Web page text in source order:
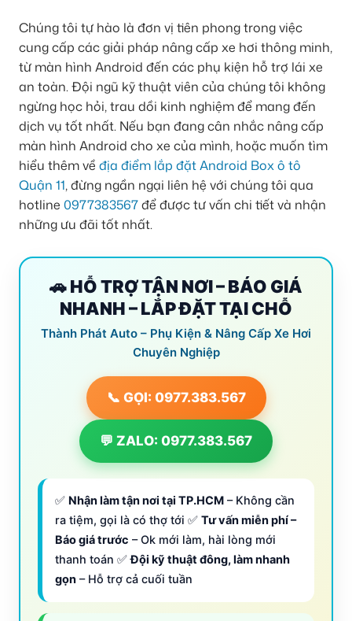
Chúng tôi tự hào là đơn vị tiên phong trong việc
cung cấp các giải pháp nâng cấp xe hơi thông minh,
từ màn hình Android đến các phụ kiện hỗ trợ lái xe
an toàn. Đội ngũ kỹ thuật viên của chúng tôi không
ngừng học hỏi, trau dồi kinh nghiệm để mang đến
dịch vụ tốt nhất. Nếu bạn đang cân nhắc nâng cấp
màn hình Android cho xe của mình, hoặc muốn tìm
hiểu thêm về địa điểm lắp đặt Android Box ô tô
Quận 11, đừng ngần ngại liên hệ với chúng tôi qua
hotline 0977383567để được tư vấn chi tiết và nhận
những ưu đãi tốt nhất.
🚗 HỖ TRỢ TẬN NƠI – BÁO GIÁ
NHANH – LẮP ĐẶT TẠI CHỖ
Thành Phát Auto – Phụ Kiện & Nâng Cấp Xe Hơi
Chuyên Nghiệp
📞 GỌI: 0977.383.567
💬 ZALO: 0977.383.567
✅ Nhận làm tận nơi tại TP.HCM – Không cần
ra tiệm, gọi là có thợ tới ✅ Tư vấn miễn phí –
Báo giá trước – Ok mới làm, hài lòng mới
thanh toán ✅Đội kỹ thuật đông, làm nhanh
gọn – Hỗ trợ cả cuối tuần